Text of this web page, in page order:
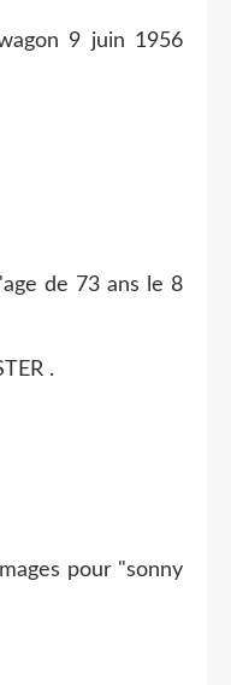
9 juin 1956
de 73 ans le 8
.